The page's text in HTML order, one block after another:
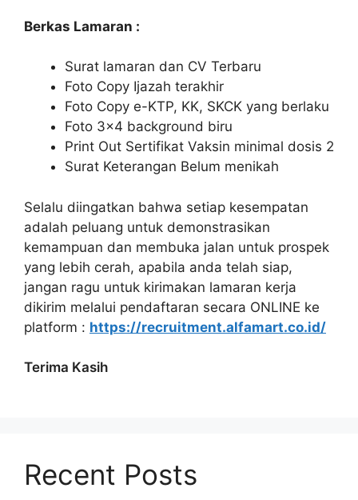
Berkas Lamaran :
Surat lamaran dan CV Terbaru
Foto Copy Ijazah terakhir
Foto Copy e-KTP, KK, SKCK yang berlaku
Foto 3×4 background biru
Print Out Sertifikat Vaksin minimal dosis 2
Surat Keterangan Belum menikah
Selalu diingatkan bahwa setiap kesempatan
adalah peluang untuk demonstrasikan
kemampuan dan membuka jalan untuk prospek
yang lebih cerah, apabila anda telah siap,
jangan ragu untuk kirimakan lamaran kerja
dikirim melalui pendaftaran secara ONLINE ke
platform : https://recruitment.alfamart.co.id/
Terima Kasih
Recent Posts